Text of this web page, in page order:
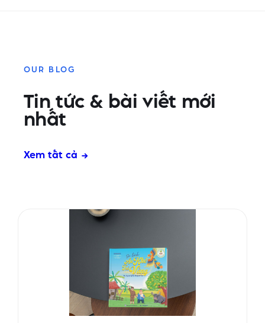
OUR BLOG
Tin tức & bài viết mới
nhất
Xem tất cả →